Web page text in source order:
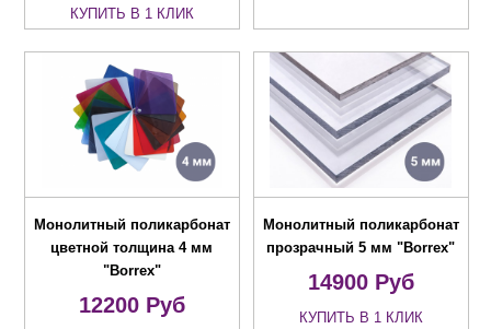
КУПИТЬ В 1 КЛИК
Монолитный поликарбонат
цветной толщина 4 мм
"Borrex"
12200Руб
Монолитный поликарбонат
прозрачный 5 мм "Borrex"
14900Руб
КУПИТЬ В 1 КЛИК